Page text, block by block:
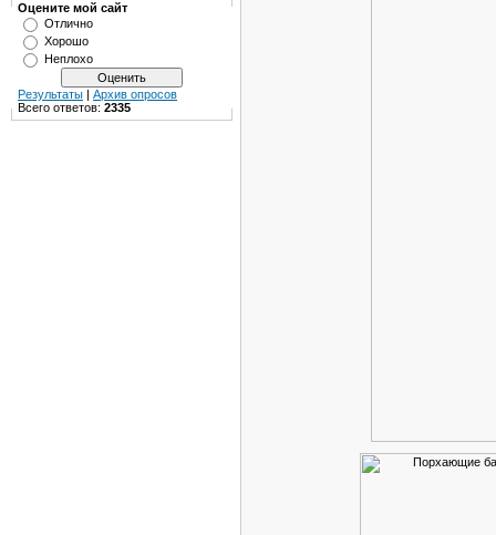
Оцените мой сайт
Отлично
Хорошо
Неплохо
Результаты | Архив опросов
Всего ответов: 2335